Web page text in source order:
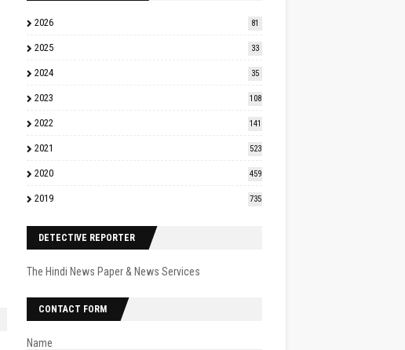
2026 81
2025 33
2024 35
2023 108
2022 141
2021 523
2020 459
2019 735
DETECTIVE REPORTER
The Hindi News Paper & News Services
CONTACT FORM
Name